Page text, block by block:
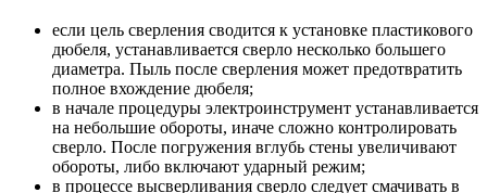
если цель сверления сводится к установке пластикового
дюбеля, устанавливается сверло несколько большего
диаметра. Пыль после сверления может предотвратить
полное вхождение дюбеля;
в начале процедуры электроинструмент устанавливается
на небольшие обороты, иначе сложно контролировать
сверло. После погружения вглубь стены увеличивают
обороты, либо включают ударный режим;
в процессе высверливания сверло следует смачивать в